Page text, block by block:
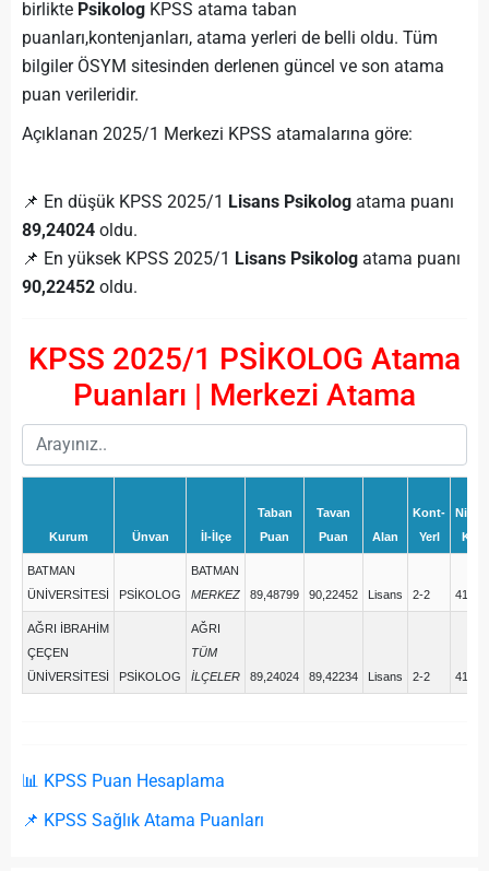
birlikte Psikolog KPSS atama taban
puanları,kontenjanları, atama yerleri de belli oldu. Tüm
bilgiler ÖSYM sitesinden derlenen güncel ve son atama
puan verileridir.
Açıklanan 2025/1 Merkezi KPSS atamalarına göre:
📌 En düşük KPSS 2025/1 Lisans Psikolog atama puanı
89,24024 oldu.
📌 En yüksek KPSS 2025/1 Lisans Psikolog atama puanı
90,22452 oldu.
KPSS 2025/1 PSİKOLOG Atama
Puanları | Merkezi Atama
Kurum Ünvan İl-İlçe
Taban
Puan
Tavan
Puan
Alan
Kont-
Yerl
Kod
BATMAN
ÜNİVERSİTESİ
PSİKOLOG
BATMAN
MERKEZ
89,48799 90,22452 Lisans 2-2 4131
AĞRI İBRAHİM
ÇEÇEN
ÜNİVERSİTESİ
PSİKOLOG
AĞRI
TÜM
İLÇELER
89,24024 89,42234 Lisans 2-2 4131
📊 KPSS Puan Hesaplama
📌 KPSS Sağlık Atama Puanları